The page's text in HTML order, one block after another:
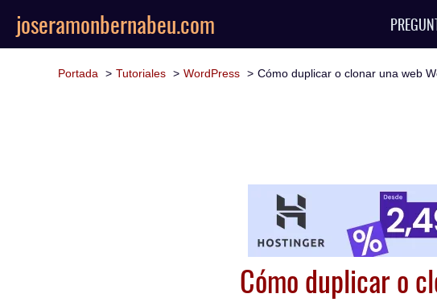
joseramonbernabeu.com
Portada Tutoriales WordPress Cómo duplicar o clonar una web
Cómo duplicar o